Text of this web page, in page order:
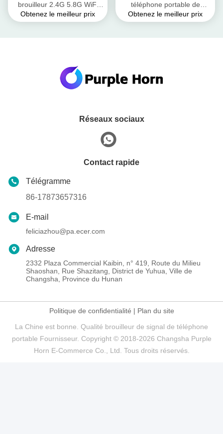
brouilleur 2.4G 5.8G WiFi
Bluetooth 50m de signal de
Obtenez le meilleur prix
téléphone portable de
DC48V / 7A, brouilleur de
Obtenez le meilleur prix
Réseaux sociaux
Contact rapide
Télégramme
86-17873657316
E-mail
feliciazhou@pa.ecer.com
Adresse
2332 Plaza Commercial Kaibin, n° 419, Route du Milieu
Shaoshan, Rue Shazitang, District de Yuhua, Ville de
Changsha, Province du Hunan
Politique de confidentialité | Plan du site
La Chine est bonne. Qualité brouilleur de signal de téléphone
portable Fournisseur. Copyright © 2018-2026 Changsha Purple
Horn E-Commerce Co., Ltd. Tous droits réservés.